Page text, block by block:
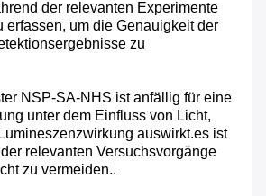
der relevanten Experimente
erfassen, um die Genauigkeit der
zu
NSP-SA-NHS ist anfällig für eine
unter dem Einfluss von Licht,
auswirkt.es ist
relevanten Versuchsvorgänge
zu vermeiden..